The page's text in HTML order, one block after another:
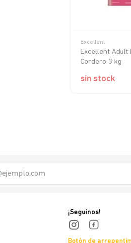
Excellent
Excellent Adult
Cordero 3 kg
sin stock
¡Seguinos!
Botón de